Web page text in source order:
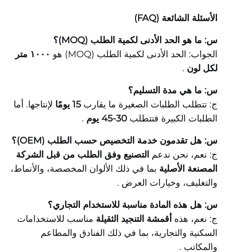
الأسئلة الشائعة (FAQ)
س: ما هو الحد الأدنى لكمية الطلب (MOQ)؟
الجواب: الحد الأدنى لكمية الطلب (MOQ) هو
١٠٠٠ متر
لكل لون .
س: ما هي مدة التسليم؟
ج: تتطلب الطلبات الصغيرة ما يقارب15 يومًا
لإنتاجها. أما
الطلبات الكبيرة فتتطلب 30-45 يوم
.
س: هل تقدمون خدمة التخصيص حسب الطلب (OEM)؟
ج: نعم، نحن ندعم التصنيع وفق الطلب من قبل الشركة
المصنعة الأصلية بما في ذلك الألوان المخصصة، والأنماط،
والتغليف، وخيارات العرض .
س: هل هذه المادة مناسبة للاستخدام التجاري؟
ج: نعم، هذه أقمشة التنجيد الثقيلة مناسب للاستخدامات
السكنية والتجارية، بما في ذلك الفنادق والمطاعم
والمكاتب .